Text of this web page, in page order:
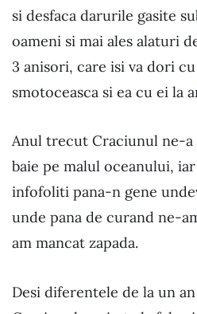
si desfaca darurile gasite
oameni si mai ales alaturi
3 anisori, care isi va dori
smotoceasca si ea cu ei la
Anul trecut Craciunul ne-
baie pe malul oceanului,
infofoliti pana-n gene
unde pana de curand ne-
am mancat zapada.
Desi diferentele de la un